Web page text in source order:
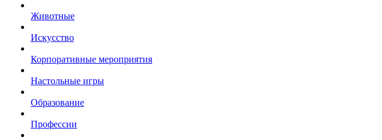
Животные
Искусство
Корпоративные мероприятия
Настольные игры
Образование
Профессии